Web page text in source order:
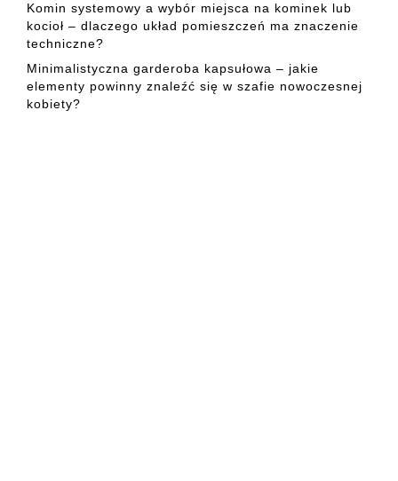
Komin systemowy a wybór miejsca na kominek lub
kocioł – dlaczego układ pomieszczeń ma znaczenie
techniczne?
Minimalistyczna garderoba kapsułowa – jakie
elementy powinny znaleźć się w szafie nowoczesnej
kobiety?